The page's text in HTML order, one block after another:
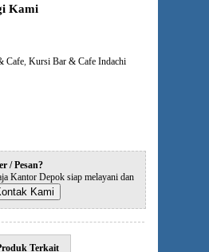
Kami
Cafe, Kursi Bar & Cafe Indachi
/ Pesan?
Kantor Depok siap melayani dan
Kami
Terkait